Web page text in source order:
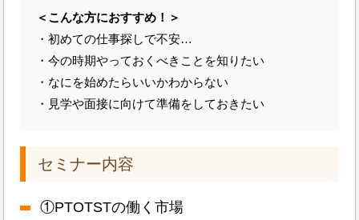
＜こんな方におすすめ！＞
・初めての仕事探しで不安…
・今の時期やっておくべきことを知りたい
・なにを始めたらいいかわからない
・見学や面接に向けて準備をしておきたい
セミナー内容
①PTOTSTの働く市場